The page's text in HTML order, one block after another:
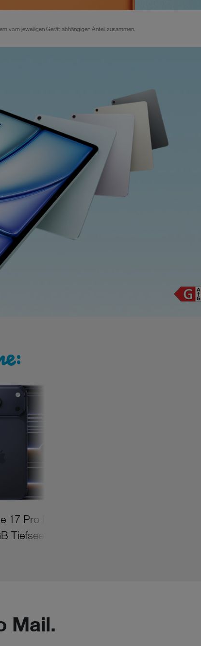
vom jeweiligen Gerät abhängigen Anteil zusammen.
17 Pro Max
Tiefseeblau
Mail.